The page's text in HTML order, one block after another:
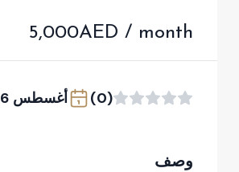
5,000AED / month
(0) أغسطس 06, 2025
وصف